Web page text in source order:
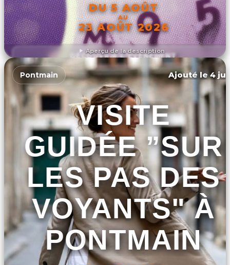
Aperçu de la description
DU 5 AOÛT
AU
23 AOÛT 2026
DÉCOUVRIR L'ÉVÉNEMENT
Pontmain Ajouté le 4
VISITE
GUIDÉE ”SUR
LES PAS DES
VOYANTS" À
PONTMAIN